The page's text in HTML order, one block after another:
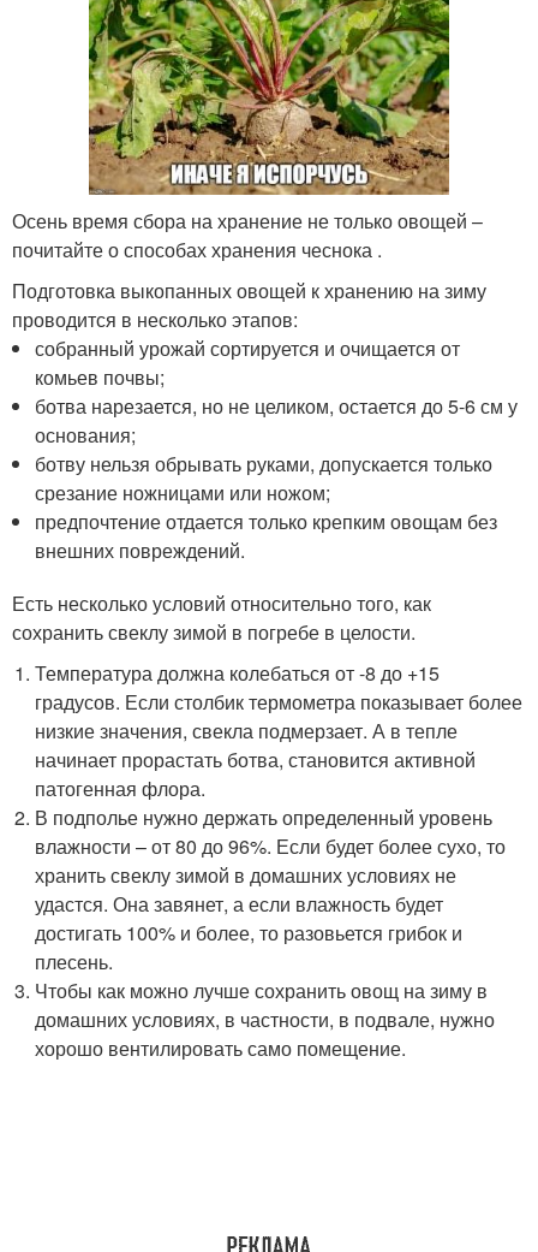
Осень время сбора на хранение не только овощей –
почитайте о способах хранения чеснока .
Подготовка выкопанных овощей к хранению на зиму
проводится в несколько этапов:
собранный урожай сортируется и очищается от
комьев почвы;
ботва нарезается, но не целиком, остается до 5-6 см у
основания;
ботву нельзя обрывать руками, допускается только
срезание ножницами или ножом;
предпочтение отдается только крепким овощам без
внешних повреждений.
Есть несколько условий относительно того, как
сохранить свеклу зимой в погребе в целости.
Температура должна колебаться от -8 до +15
градусов. Если столбик термометра показывает более
низкие значения, свекла подмерзает. А в тепле
начинает прорастать ботва, становится активной
патогенная флора.
В подполье нужно держать определенный уровень
влажности – от 80 до 96%. Если будет более сухо, то
хранить свеклу зимой в домашних условиях не
удастся. Она завянет, а если влажность будет
достигать 100% и более, то разовьется грибок и
плесень.
Чтобы как можно лучше сохранить овощ на зиму в
домашних условиях, в частности, в подвале, нужно
хорошо вентилировать само помещение.